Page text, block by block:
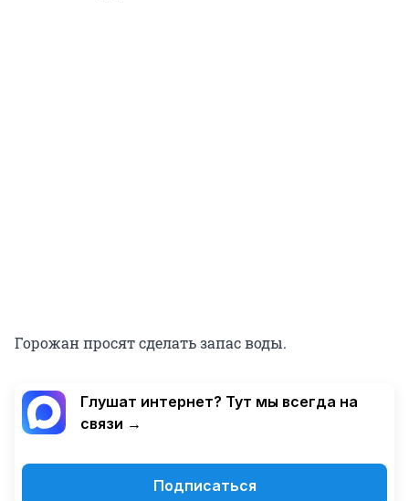
Горожан просят сделать запас воды.
Глушат интернет? Тут мы всегда на
связи →
Подписаться